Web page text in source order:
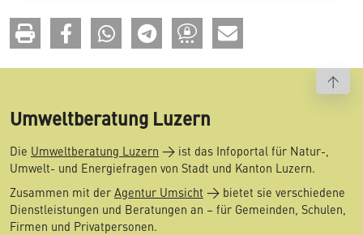
Umweltberatung Luzern
Die Umweltberatung Luzern
ist das Infoportal für Natur-,
Umwelt- und Energiefragen von Stadt und Kanton Luzern.
Zusammen mit der Agentur Umsicht
bietet sie verschiedene
Dienstleistungen und Beratungen an – für Gemeinden, Schulen,
Firmen und Privatpersonen.